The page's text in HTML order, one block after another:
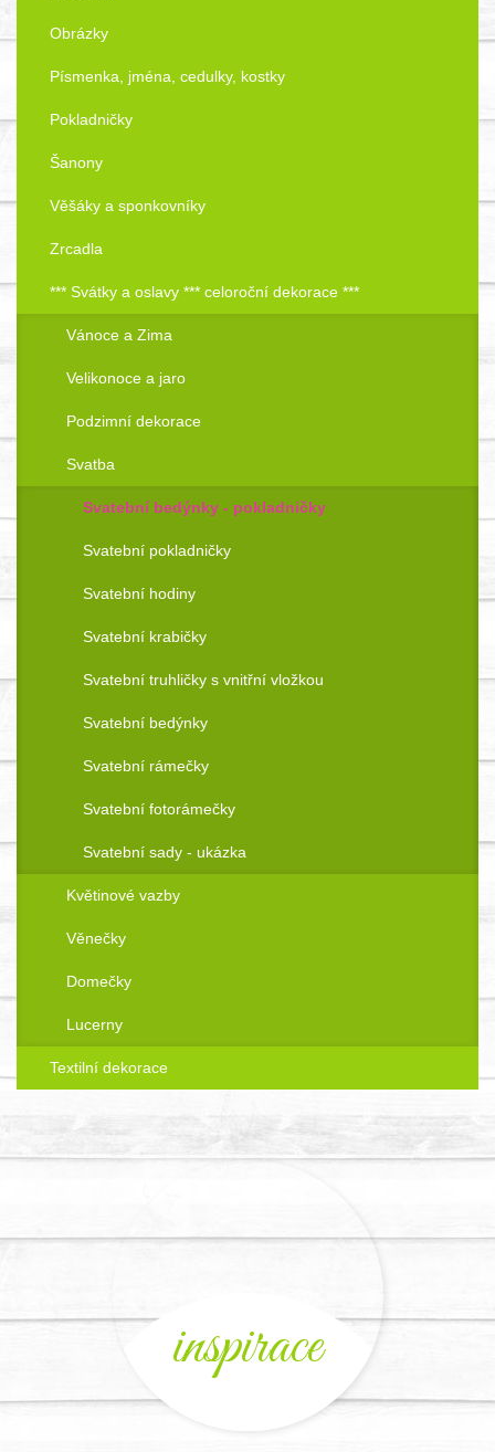
Obrázky
Písmenka, jména, cedulky, kostky
Pokladničky
Šanony
Věšáky a sponkovníky
Zrcadla
*** Svátky a oslavy *** celoroční dekorace ***
Vánoce a Zima
Velikonoce a jaro
Podzimní dekorace
Svatba
Svatební bedýnky - pokladničky
Svatební pokladničky
Svatební hodiny
Svatební krabičky
Svatební truhličky s vnitřní vložkou
Svatební bedýnky
Svatební rámečky
Svatební fotorámečky
Svatební sady - ukázka
Květinové vazby
Věnečky
Domečky
Lucerny
Textilní dekorace
inspirace